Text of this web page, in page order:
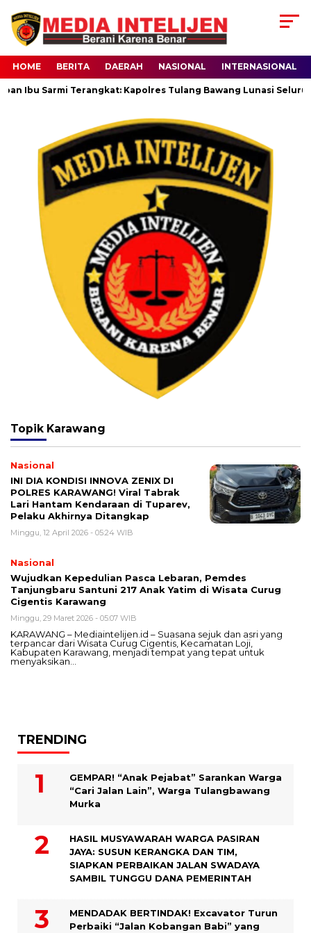
HOME BERITA DAERAH NASIONAL INTERNASIONAL
Ibu Sarmi Terangkat: Kapolres Tulang Bawang Lunasi Seluruh
Topik Karawang
Nasional
INI DIA KONDISI INNOVA ZENIX DI
POLRES KARAWANG! Viral Tabrak
Lari Hantam Kendaraan di Tuparev,
Pelaku Akhirnya Ditangkap
Minggu, 12 April 2026 - 05:24 WIB
Nasional
Wujudkan Kepedulian Pasca Lebaran, Pemdes
Tanjungbaru Santuni 217 Anak Yatim di Wisata Curug
Cigentis Karawang
Minggu, 29 Maret 2026 - 05:07 WIB
KARAWANG – Mediaintelijen.id – Suasana sejuk dan asri yang
terpancar dari Wisata Curug Cigentis, Kecamatan Loji,
Kabupaten Karawang, menjadi tempat yang tepat untuk
menyaksikan…
TRENDING
GEMPAR! “Anak Pejabat” Sarankan Warga
“Cari Jalan Lain”, Warga Tulangbawang
Murka
HASIL MUSYAWARAH WARGA PASIRAN
JAYA: SUSUN KERANGKA DAN TIM,
SIAPKAN PERBAIKAN JALAN SWADAYA
SAMBIL TUNGGU DANA PEMERINTAH
MENDADAK BERTINDAK! Excavator Turun
Perbaiki “Jalan Kobangan Babi” yang